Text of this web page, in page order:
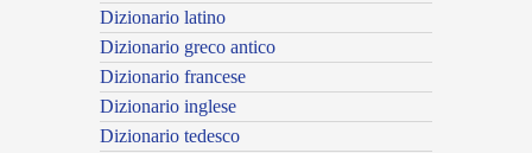
Dizionario latino
Dizionario greco antico
Dizionario francese
Dizionario inglese
Dizionario tedesco